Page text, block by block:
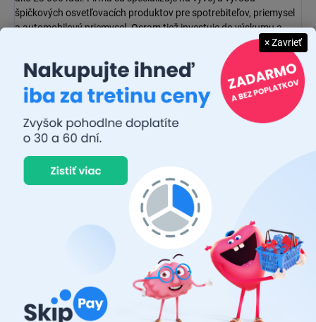
špičkových osvetľovacích produktov pre spotrebiteľov, priemysel
a automobilový priemysel.Osramtiež investuje do výskumu a
vývoja nových technológií, ktoré majú pomôcť udržateľnému
JUDR. EMÍLIA MUŠKOVÁ
Rýchlosť dodania a zatiaľ funkčný tovar.
RASTISLAV TABAČEK
× Zavrieť